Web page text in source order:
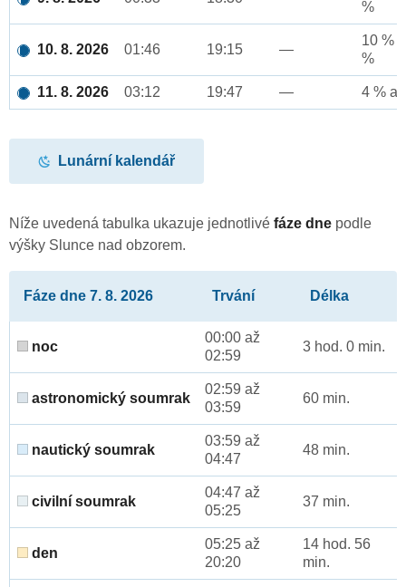
%
10. 8. 2026 01:46 19:15 —
10 %
%
11. 8. 2026 03:12 19:47 — 4 %
Lunární kalendář
Níže uvedená tabulka ukazuje jednotlivé fáze dne podle
výšky Slunce nad obzorem.
Fáze dne 7. 8. 2026 Trvání Délka
noc
00:00 až
02:59
3 hod. 0 min.
astronomický soumrak
02:59 až
03:59
60 min.
nautický soumrak
03:59 až
04:47
48 min.
civilní soumrak
04:47 až
05:25
37 min.
den
05:25 až
20:20
14 hod. 56
min.